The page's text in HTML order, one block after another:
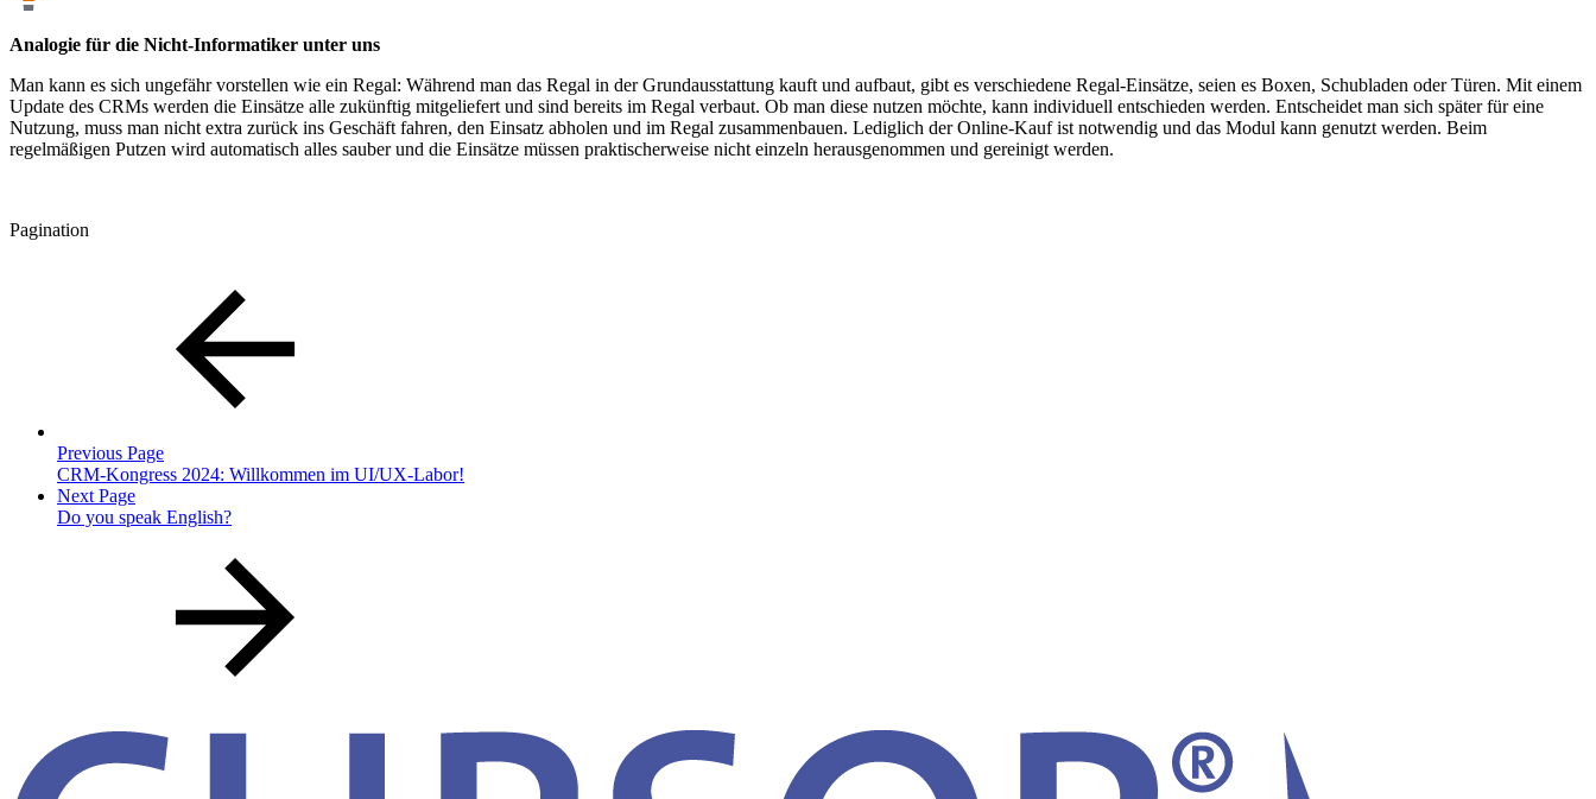
Analogie für die Nicht-Informatiker unter uns
Man kann es sich ungefähr vorstellen wie ein Regal: Während man das Regal in der Grundausstattung kauft und aufbaut, gibt es verschiedene Regal-Einsätze, seien es Boxen, Schubladen oder Türen. Mit einem
Update des CRMs werden die Einsätze alle zukünftig mitgeliefert und sind bereits im Regal verbaut. Ob man diese nutzen möchte, kann individuell entschieden werden. Entscheidet man sich später für eine
Nutzung, muss man nicht extra zurück ins Geschäft fahren, den Einsatz abholen und im Regal zusammenbauen. Lediglich der Online-Kauf ist notwendig und das Modul kann genutzt werden. Beim
regelmäßigen Putzen wird automatisch alles sauber und die Einsätze müssen praktischerweise nicht einzeln herausgenommen und gereinigt werden.
Pagination
Previous Page
CRM-Kongress 2024: Willkommen im UI/UX-Labor!
Next Page
Do you speak English?